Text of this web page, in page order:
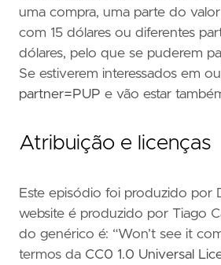
uma compra, uma parte do
com 15 dólares ou diferentes
dólares, pelo que se puderem
Se estiverem interessados em
partner=PUP e vão estar
Atribuição e licenças
Este episódio foi produzido por
website é produzido por Tiago
do genérico é: “Won’t see it
termos da CC0 1.0 Universal